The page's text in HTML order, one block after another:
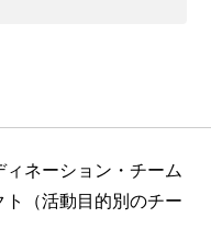
ネーション・チーム
（活動目的別のチー